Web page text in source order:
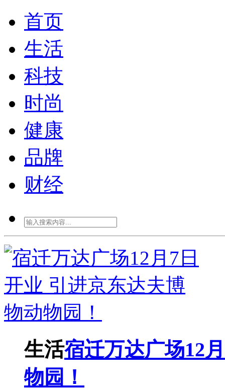
首页
生活
科技
时尚
健康
品牌
财经
生活宿迁万达广场12
物园！